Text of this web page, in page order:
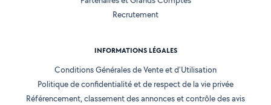
Recrutement
INFORMATIONS LÉGALES
Conditions Générales de Vente et d'Utilisation
Politique de confidentialité et de respect de la vie privée
Référencement, classement des annonces et contrôle des avis